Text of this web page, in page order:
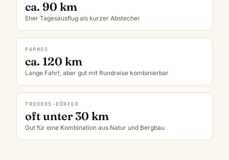
ca. 90 km
Eher Tagesausflug als kurzer Abstecher
PAPHOS
ca. 120 km
Lange Fahrt, aber gut mit Rundreise kombinierbar
TROODOS-DÖRFER
oft unter 30 km
Gut für eine Kombination aus Natur und Bergbau